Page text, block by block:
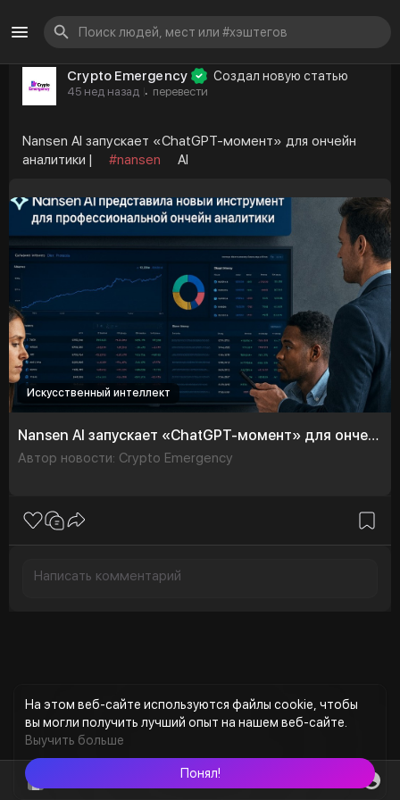
На этом веб-сайте используются файлы cookie, чтобы
вы могли получить лучший опыт на нашем веб-сайте.
Выучить больше
Понял!
Crypto Emergency Создал новую статью
45 нед назад · перевести
Nansen AI запускает «ChatGPT-момент» для ончейн
аналитики |
#nansen AI
Искусственный интеллект
Nansen AI запускает «ChatGPT-момент» для ончейн аналитики
Автор новости: Crypto Emergency